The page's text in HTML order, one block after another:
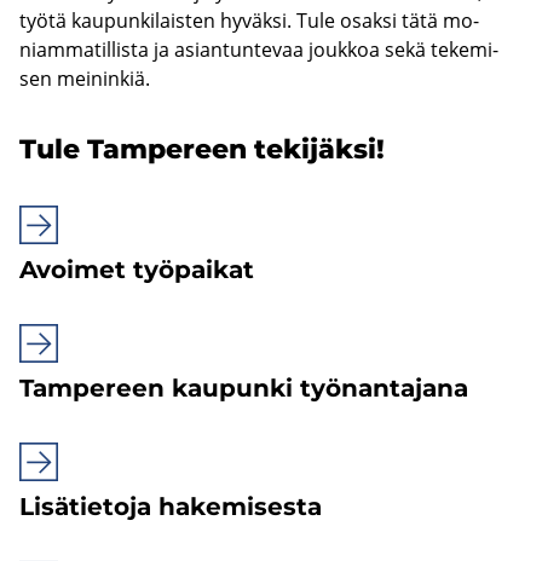
työtä kau­pun­ki­lais­ten hy­väk­si. Tule osak­si tätä mo­
niam­ma­til­lis­ta ja asian­tun­te­vaa jouk­koa sekä te­ke­mi­
sen mei­nin­kiä.
Tule Tam­pe­reen te­ki­jäk­si!
Avoi­met työ­pai­kat
Tam­pe­reen kau­pun­ki työn­antajana
Li­sä­tie­to­ja ha­ke­mi­ses­ta